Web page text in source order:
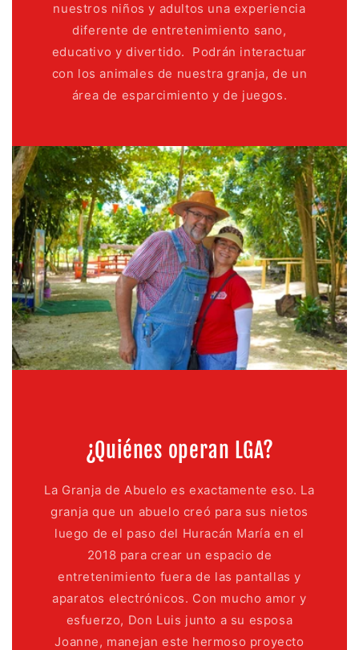
nuestros niños y adultos una experiencia
diferente de entretenimiento sano,
educativo y divertido. Podrán interactuar
con los animales de nuestra granja, de un
área de esparcimiento y de juegos.
¿Quiénes operan LGA?
La Granja de Abuelo es exactamente eso. La
granja que un abuelo creó para sus nietos
luego de el paso del Huracán María en el
2018 para crear un espacio de
entretenimiento fuera de las pantallas y
aparatos electrónicos. Con mucho amor y
esfuerzo, Don Luis junto a su esposa
Joanne, manejan este hermoso proyecto